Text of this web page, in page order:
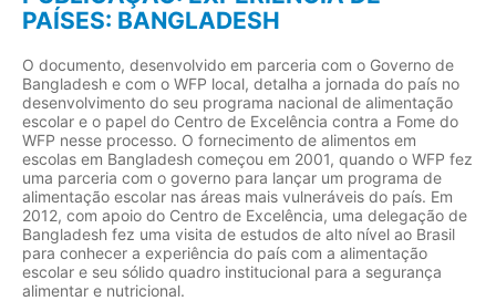
PAÍSES: BANGLADESH
O documento, desenvolvido em parceria com o Governo de
Bangladesh e com o WFP local, detalha a jornada do país no
desenvolvimento do seu programa nacional de alimentação
escolar e o papel do Centro de Excelência contra a Fome do
WFP nesse processo. O fornecimento de alimentos em
escolas em Bangladesh começou em 2001, quando o WFP fez
uma parceria com o governo para lançar um programa de
alimentação escolar nas áreas mais vulneráveis do país. Em
2012, com apoio do Centro de Excelência, uma delegação de
Bangladesh fez uma visita de estudos de alto nível ao Brasil
para conhecer a experiência do país com a alimentação
escolar e seu sólido quadro institucional para a segurança
alimentar e nutricional.